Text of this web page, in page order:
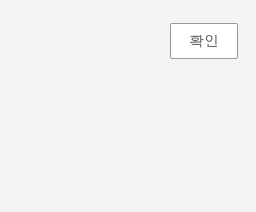
확인